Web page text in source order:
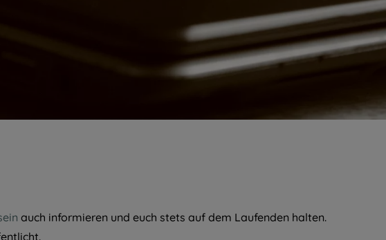
auch informieren und euch stets auf dem Laufenden halten.